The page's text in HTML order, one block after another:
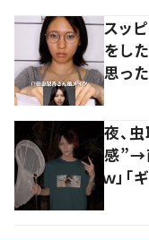
スッ
をし
思った
夜、
感”→
ｗ」「